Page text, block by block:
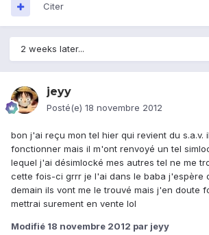
Citer
2 weeks later...
jeyy
Posté(e) 18 novembre 2012
bon j'ai reçu mon tel hier qui revient du s.a.v.
fonctionner mais il m'ont renvoyé un tel
lequel j'ai désimlocké mes autres tel ne me
cette fois-ci grrr je l'ai dans le baba j'espère
demain ils vont me le trouvé mais j'en doute
mettrai surement en vente lol
Modifié 18 novembre 2012 par jeyy